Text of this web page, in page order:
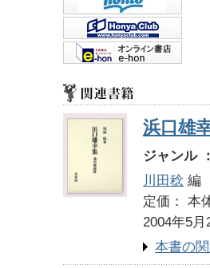
浜口雄
ジャンル
川田稔 編
定価：
2004年5月
本書の